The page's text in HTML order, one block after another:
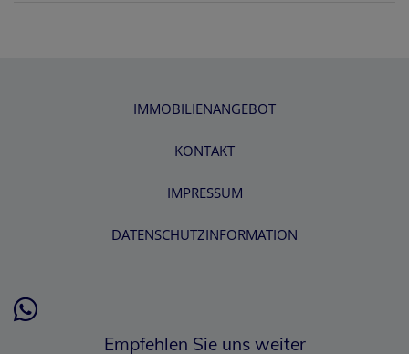
IMMOBILIENANGEBOT
KONTAKT
IMPRESSUM
DATENSCHUTZINFORMATION
Empfehlen Sie uns weiter